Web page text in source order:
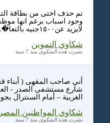
تم حذف اختى من بطاقة
وجود اسباب برغم انها
لايزيد عن١٥٠٠جنيه بالتعا�..
شكاوي التموين
نشرت هذه الشكوى منذ 7 سنة
شارع مستشفى الصدر -
الغربية – أمام السنترال
شكاوي المواطنين
نشرت هذه الشكوى منذ 7 سنة